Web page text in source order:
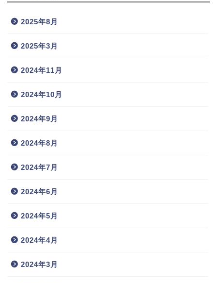
2025年8月
2025年3月
2024年11月
2024年10月
2024年9月
2024年8月
2024年7月
2024年6月
2024年5月
2024年4月
2024年3月